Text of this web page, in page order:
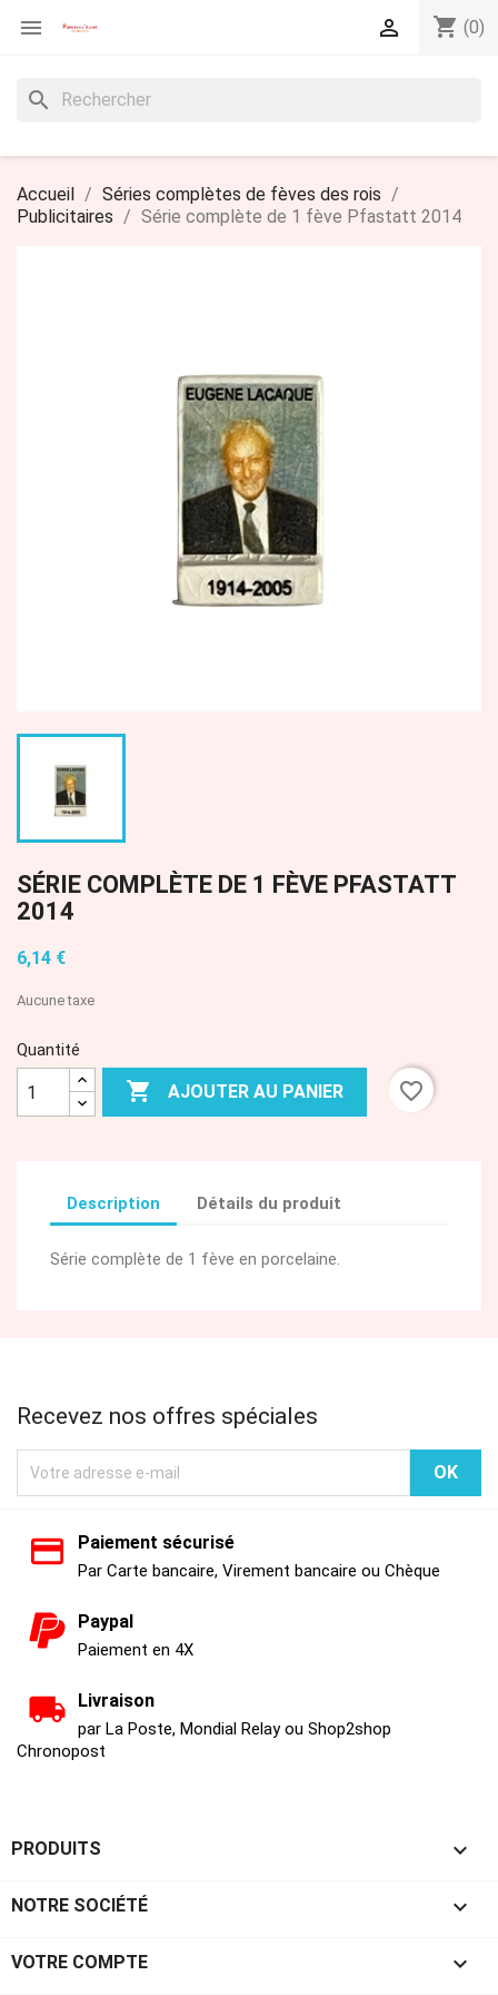
 shopping_cart (0)

search
Accueil
Séries complètes de fèves des rois
Publicitaires
Série complète de 1 fève Pfastatt 2014
SÉRIE COMPLÈTE DE 1 FÈVE PFASTATT
2014
6,14 €
Aucune taxe
Quantité
 AJOUTER AU PANIER favorite_border
Description Détails du produit
Série complète de 1 fève en porcelaine.
Recevez nos offres spéciales
Paiement sécurisé
Par Carte bancaire, Virement bancaire ou Chèque
Paypal
Paiement en 4X
Livraison
par La Poste, Mondial Relay ou Shop2shop
Chronopost
PRODUITS 
NOTRE SOCIÉTÉ 
VOTRE COMPTE 